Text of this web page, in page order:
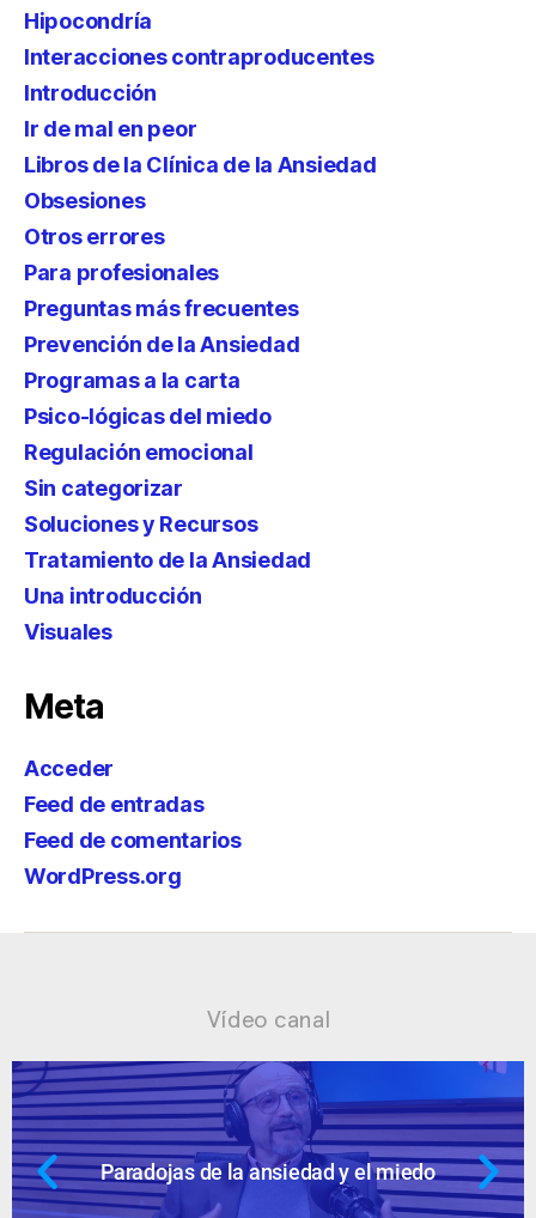
Hipocondría
Interacciones contraproducentes
Introducción
Ir de mal en peor
Libros de la Clínica de la Ansiedad
Obsesiones
Otros errores
Para profesionales
Preguntas más frecuentes
Prevención de la Ansiedad
Programas a la carta
Psico-lógicas del miedo
Regulación emocional
Sin categorizar
Soluciones y Recursos
Tratamiento de la Ansiedad
Una introducción
Visuales
Meta
Acceder
Feed de entradas
Feed de comentarios
WordPress.org
Vídeo canal
de la ansiedad y el miedo